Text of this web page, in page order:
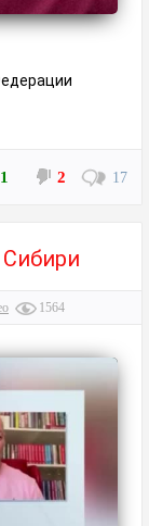
1 2 17
1564